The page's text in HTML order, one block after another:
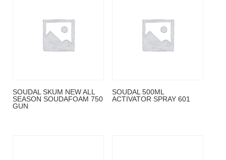
SOUDAL SKUM NEW ALL
SEASON SOUDAFOAM 750
GUN
SOUDAL 500ML
ACTIVATOR SPRAY 601